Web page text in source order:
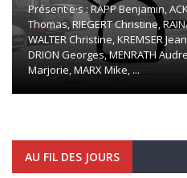
Présent·e·s : RAPP Benjamin,
Thomas, RIEGERT Christine,
WALTER Christine, KREMSER
DRION Georges, MENRATH
Marjorie, MARX Mike, ...
AU FIL DES JOURS